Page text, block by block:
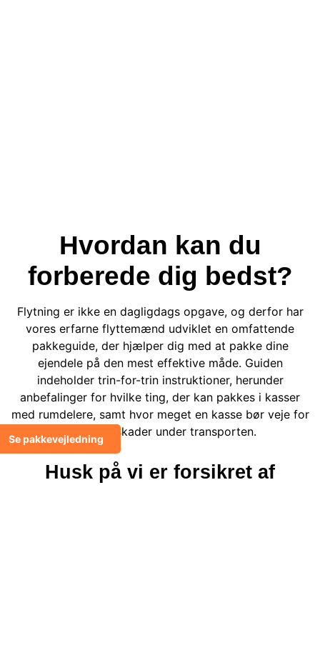
Hvordan kan du
forberede dig bedst?
Flytning er ikke en dagligdags opgave, og derfor har
vores erfarne flyttemænd udviklet en omfattende
pakkeguide, der hjælper dig med at pakke dine
ejendele på den mest effektive måde. Guiden
indeholder trin-for-trin instruktioner, herunder
anbefalinger for hvilke ting, der kan pakkes i kasser
med rumdelere, samt hvor meget en kasse bør veje for
at undgå skader under transporten.
Se pakkevejledning
Husk på vi er forsikret af